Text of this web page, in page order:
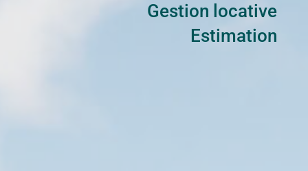
Gestion locative
Estimation